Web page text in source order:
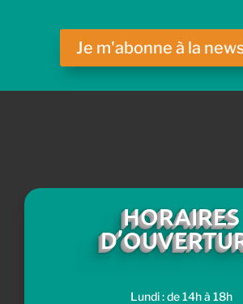
Je m'abonne à la
HORAIRES
Lundi : de 14h à 18h